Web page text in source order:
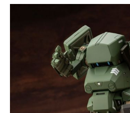
帳／街口支付／iPASS MONEY」等通路繳
1.本服務係由「台灣大哥大股份有限公司」
用戶於交易時，得透過本服務購買商品或服
買賣價金債權讓與本公司後，依約使用本公
2.基於同意付款使用「大哥付你分期」之契
資料（包含姓名、電話或地址）提供予台灣
由本公司與您本人進行分期帳單所需資料之
3.完整用戶服務條款，請詳閱以下連結：
每筆NT$90，滿NT$3,000(含以上)免運
預購-付款後7-11取貨(舊)
每筆NT$90，滿NT$3,000(含以上)免運
每筆NT$120，滿NT$3,000(含以上)免
每筆NT$160，滿NT$3,000(含以上)免